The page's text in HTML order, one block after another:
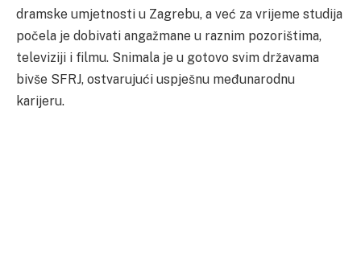
dramske umjetnosti u Zagrebu, a već za vrijeme studija
počela je dobivati angažmane u raznim pozorištima,
televiziji i filmu. Snimala je u gotovo svim državama
bivše SFRJ, ostvarujući uspješnu međunarodnu
karijeru.